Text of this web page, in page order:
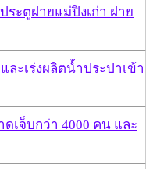
ระตูฝายแม่ปิงเก่า ฝาย
ะเร่งผลิตน้ำประปาเข้า
ดเจ็บกว่า 4000 คน และ